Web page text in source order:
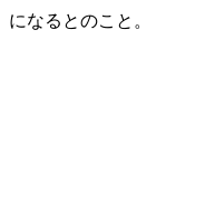
なるとのこと。